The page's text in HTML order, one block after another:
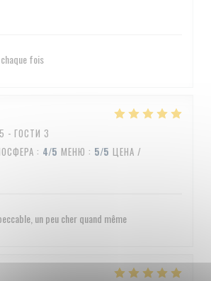
fois
- ГОСТИ 3
: 4/5 МЕНЮ : 5/5 ЦЕНА /
un peu cher quand même